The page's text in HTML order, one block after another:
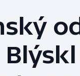
Baseball a softbal
Basketbal